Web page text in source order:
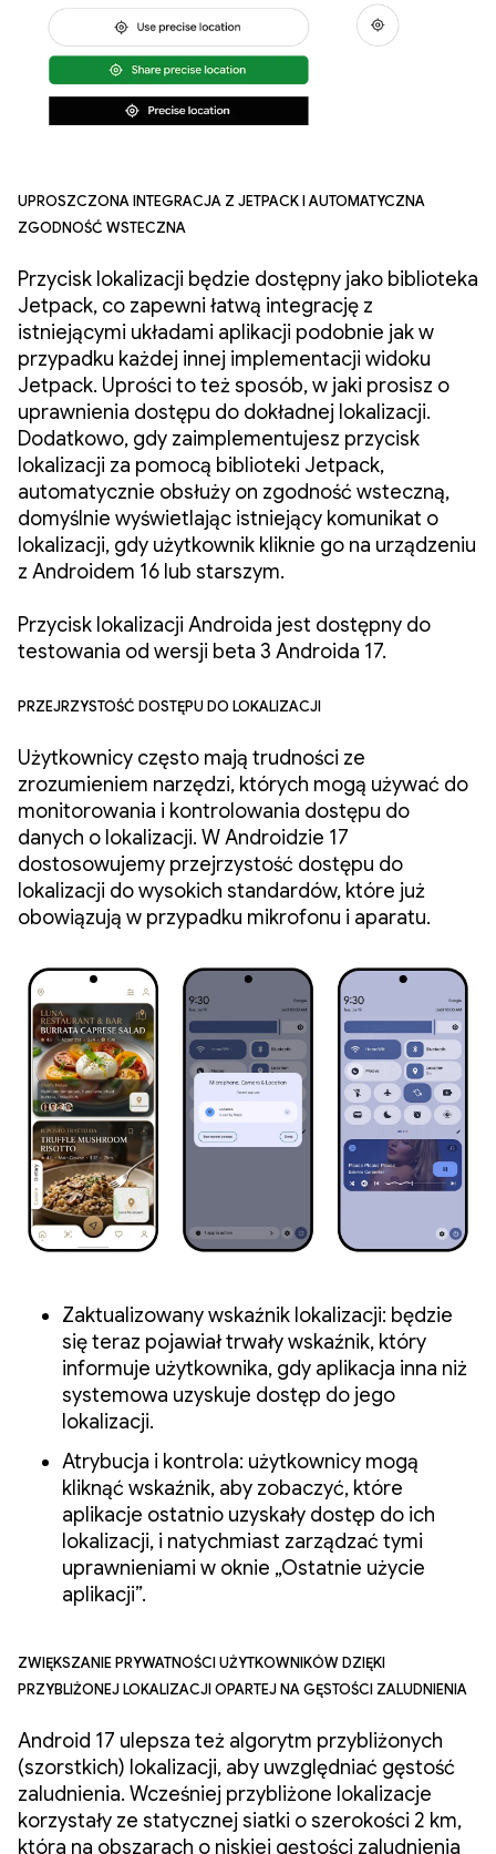
Uproszczona integracja z Jetpack i automatyczna
zgodność wsteczna
Przycisk lokalizacji będzie dostępny jako biblioteka
Jetpack, co zapewni łatwą integrację z
istniejącymi układami aplikacji podobnie jak w
przypadku każdej innej implementacji widoku
Jetpack. Uprości to też sposób, w jaki prosisz o
uprawnienia dostępu do dokładnej lokalizacji.
Dodatkowo, gdy zaimplementujesz przycisk
lokalizacji za pomocą biblioteki Jetpack,
automatycznie obsłuży on zgodność wsteczną,
domyślnie wyświetlając istniejący komunikat o
lokalizacji, gdy użytkownik kliknie go na urządzeniu
z Androidem 16 lub starszym.
Przycisk lokalizacji Androida jest dostępny do
testowania od wersji beta 3 Androida 17.
Przejrzystość dostępu do lokalizacji
Użytkownicy często mają trudności ze
zrozumieniem narzędzi, których mogą używać do
monitorowania i kontrolowania dostępu do
danych o lokalizacji. W Androidzie 17
dostosowujemy przejrzystość dostępu do
lokalizacji do wysokich standardów, które już
obowiązują w przypadku mikrofonu i aparatu.
Zaktualizowany wskaźnik lokalizacji: będzie
się teraz pojawiał trwały wskaźnik, który
informuje użytkownika, gdy aplikacja inna niż
systemowa uzyskuje dostęp do jego
lokalizacji.
Atrybucja i kontrola: użytkownicy mogą
kliknąć wskaźnik, aby zobaczyć, które
aplikacje ostatnio uzyskały dostęp do ich
lokalizacji, i natychmiast zarządzać tymi
uprawnieniami w oknie „Ostatnie użycie
aplikacji”.
Zwiększanie prywatności użytkowników dzięki
przybliżonej lokalizacji opartej na gęstości zaludnienia
Android 17 ulepsza też algorytm przybliżonych
(szorstkich) lokalizacji, aby uwzględniać gęstość
zaludnienia. Wcześniej przybliżone lokalizacje
korzystały ze statycznej siatki o szerokości 2 km,
która na obszarach o niskiej gęstości zaludnienia